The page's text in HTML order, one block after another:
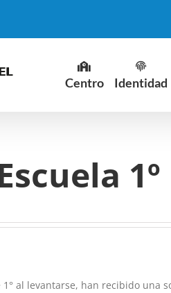
Centro Identidad
1° al levantarse, han recibido una